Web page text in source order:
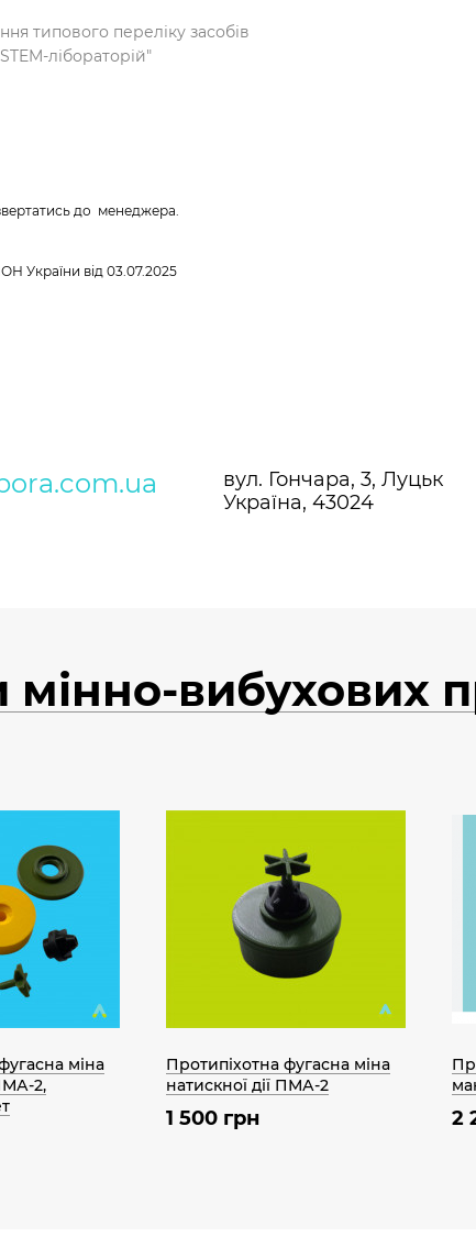
типового переліку засобів
лібораторій"
до менеджера.
України від 03.07.2025
вул. Гончара, 3, Луцьк
Україна, 43024
мінно-вибухових
міна
2,
Протипіхотна фугасна міна
натискної дії ПМА-2
1 500 грн 2